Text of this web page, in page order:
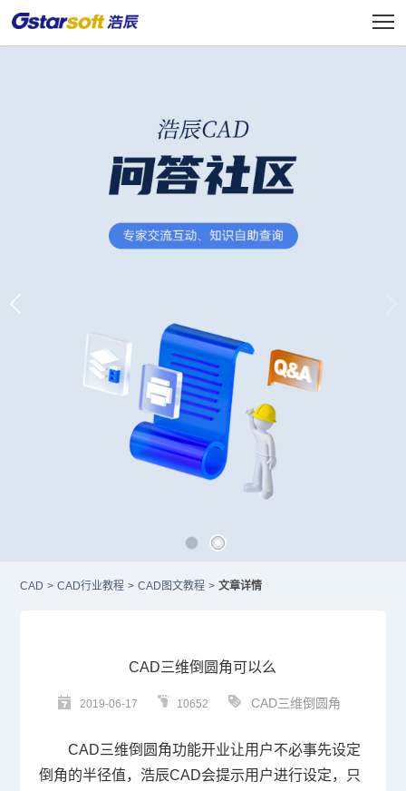
CAD > CAD行业教程 > CAD图文教程 > 文章详情
CAD三维倒圆角可以么
2019-06-17 10652 CAD三维倒圆角
CAD三维倒圆角功能开业让用户不必事先设定
倒角的半径值，浩辰CAD会提示用户进行设定，只